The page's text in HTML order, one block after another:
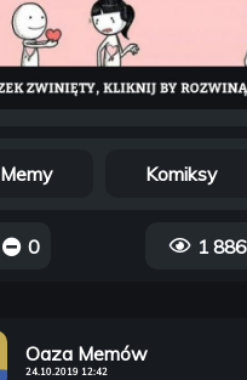
Memy Komiksy
0 1 886
Oaza Memów
24.10.2019 12:42